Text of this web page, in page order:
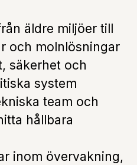
äldre miljöer till
och molnlösningar
säkerhet och
system
team och
hållbara
inom övervakning,